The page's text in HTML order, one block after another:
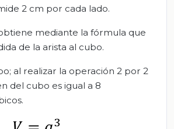
2 cm por cada lado.
mediante la fórmula que
de la arista al cubo.
al realizar la operación 2 por 2
del cubo es igual a 8